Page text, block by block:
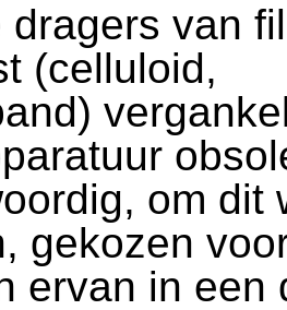
dragers van
(celluloid,
om dit
gekozen
ervan in een